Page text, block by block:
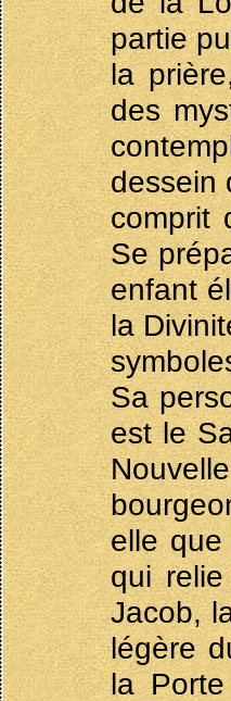
partie
la
des
dessein
comprit
Se
enfant
la
Sa
est le
elle que
qui
Jacob,
légère
la